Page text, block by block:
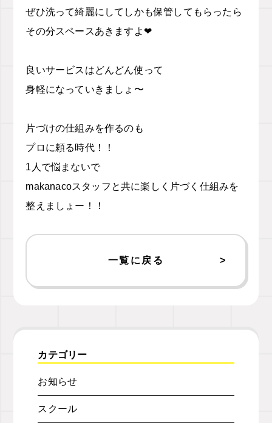
ぜひ洗って綺麗にしてしかも保管してもらったら
その分スペースあきますよ❤︎
良いサービスはどんどん使って
身軽になっていきましょ〜
片づけの仕組みを作るのも
プロに頼る時代！！
1人で悩まないで
makanacoスタッフと共に楽しく片づく仕組みを
整えましょー！！
一覧に戻る
カテゴリー
お知らせ
スクール